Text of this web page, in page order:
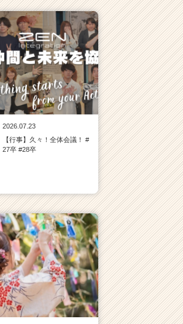
2026.07.23
【行事】久々！全体会議！ #
27卒 #28卒